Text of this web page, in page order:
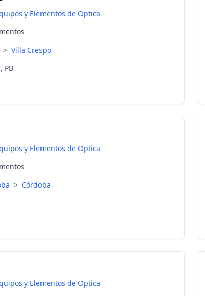
y Elementos de Optica
> Villa Crespo
PB
y Elementos de Optica
> Córdoba
y Elementos de Optica